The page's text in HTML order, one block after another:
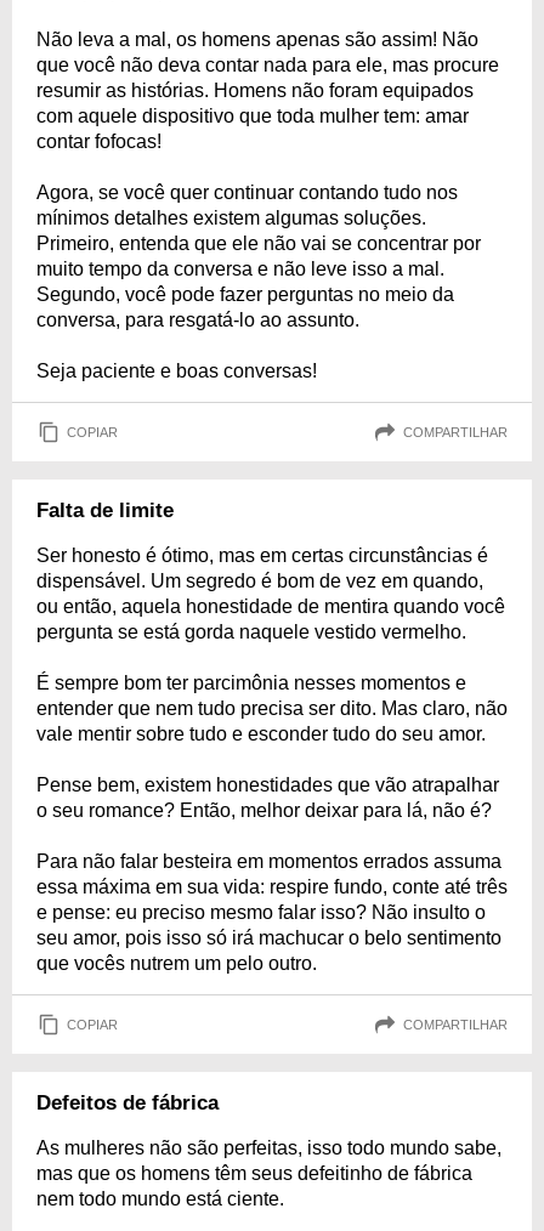
Não leva a mal, os homens apenas são assim! Não
que você não deva contar nada para ele, mas procure
resumir as histórias. Homens não foram equipados
com aquele dispositivo que toda mulher tem: amar
contar fofocas!
Agora, se você quer continuar contando tudo nos
mínimos detalhes existem algumas soluções.
Primeiro, entenda que ele não vai se concentrar por
muito tempo da conversa e não leve isso a mal.
Segundo, você pode fazer perguntas no meio da
conversa, para resgatá-lo ao assunto.
Seja paciente e boas conversas!
COPIAR COMPARTILHAR
Falta de limite
Ser honesto é ótimo, mas em certas circunstâncias é
dispensável. Um segredo é bom de vez em quando,
ou então, aquela honestidade de mentira quando você
pergunta se está gorda naquele vestido vermelho.
É sempre bom ter parcimônia nesses momentos e
entender que nem tudo precisa ser dito. Mas claro, não
vale mentir sobre tudo e esconder tudo do seu amor.
Pense bem, existem honestidades que vão atrapalhar
o seu romance? Então, melhor deixar para lá, não é?
Para não falar besteira em momentos errados assuma
essa máxima em sua vida: respire fundo, conte até três
e pense: eu preciso mesmo falar isso? Não insulto o
seu amor, pois isso só irá machucar o belo sentimento
que vocês nutrem um pelo outro.
COPIAR COMPARTILHAR
Defeitos de fábrica
As mulheres não são perfeitas, isso todo mundo sabe,
mas que os homens têm seus defeitinho de fábrica
nem todo mundo está ciente.